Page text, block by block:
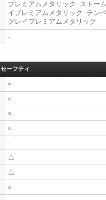
プレミアムメタリック ストー
イプレミアムメタリック テン
グレイプレミアムメタリック
-
セーフティ
○
○
○
○
-
△
△
○